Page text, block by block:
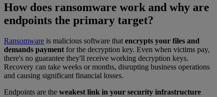
How does ransomware work and why are
endpoints the primary target?
Ransomware is malicious software that encrypts your files and
demands payment for the decryption key. Even when victims pay,
there's no guarantee they'll receive working decryption keys.
Recovery can take weeks or months, disrupting business operations
and causing significant financial losses.
Endpoints are the weakest link in your security infrastructure